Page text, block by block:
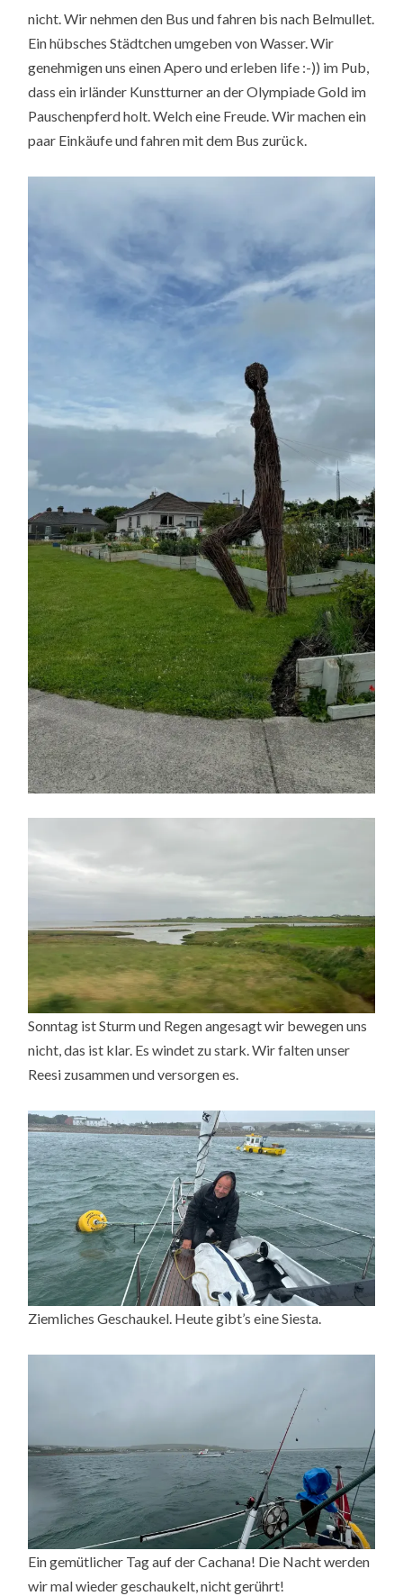
nicht. Wir nehmen den Bus und fahren bis nach Belmullet.
Ein hübsches Städtchen umgeben von Wasser. Wir
genehmigen uns einen Apero und erleben life :-)) im Pub,
dass ein irländer Kunstturner an der Olympiade Gold im
Pauschenpferd holt. Welch eine Freude. Wir machen ein
paar Einkäufe und fahren mit dem Bus zurück.
Sonntag ist Sturm und Regen angesagt wir bewegen uns
nicht, das ist klar. Es windet zu stark. Wir falten unser
Reesi zusammen und versorgen es.
Ziemliches Geschaukel. Heute gibt’s eine Siesta.
Ein gemütlicher Tag auf der Cachana! Die Nacht werden
wir mal wieder geschaukelt, nicht gerührt!